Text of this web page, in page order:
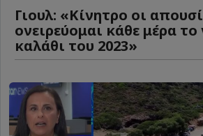
Γιουλ: «Κίνητρο οι
ονειρεύομαι κάθε μέρα το
καλάθι του 2023»